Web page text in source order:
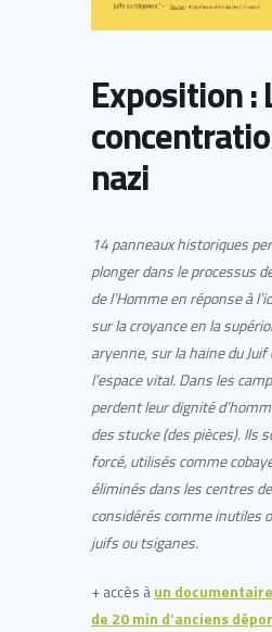
Exposition :
nazi
14 panneaux historiques
plonger dans le processus
de l’Homme en réponse à
sur la croyance en la
aryenne, sur la haine du
l’espace vital. Dans les
perdent leur dignité
des stucke (des pièces). Ils
forcé, utilisés comme
éliminés dans les centres
considérés comme inutiles
juifs ou tsiganes.
+ accès àun
de 20 min d’anciens